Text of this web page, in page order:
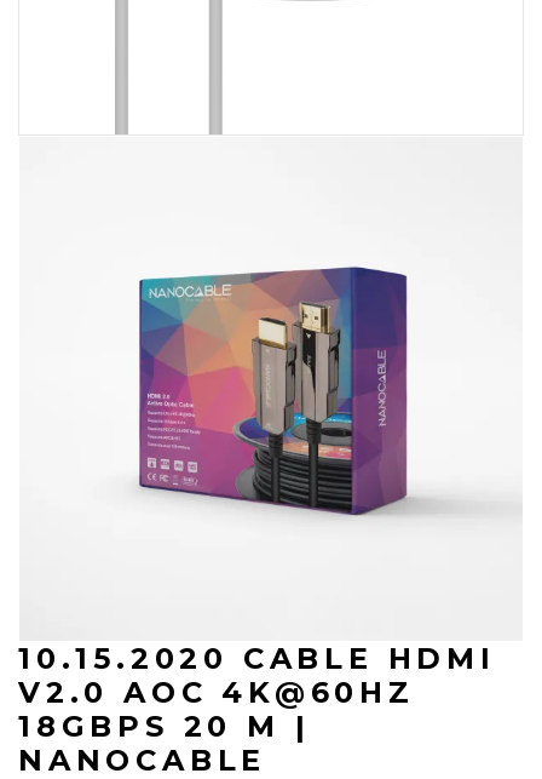
10.15.2020 CABLE HDMI
V2.0 AOC 4K@60HZ
18GBPS 20 M |
NANOCABLE